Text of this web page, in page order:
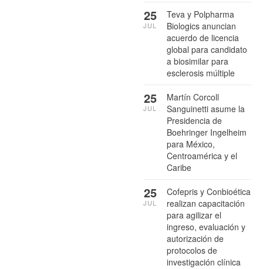
Teva y Polpharma
Biologics anuncian
acuerdo de licencia
global para candidato
a biosimilar para
esclerosis múltiple
25
JUL
Martín Corcoll
Sanguinetti asume la
Presidencia de
Boehringer Ingelheim
para México,
Centroamérica y el
Caribe
25
JUL
Cofepris y Conbioética
realizan capacitación
para agilizar el
ingreso, evaluación y
autorización de
protocolos de
investigación clínica
25
JUL